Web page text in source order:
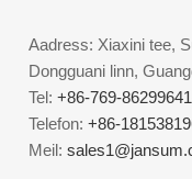
Aadress: Xiaxini tee,
Dongguani linn,
Tel:+86-769-
Telefon:+86-
Meil: